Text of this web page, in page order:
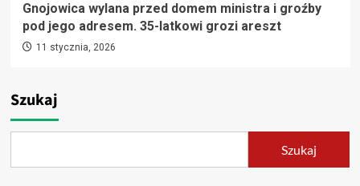
Gnojowica wylana przed domem ministra i groźby
pod jego adresem. 35-latkowi grozi areszt
11 stycznia, 2026
Szukaj
Szukaj